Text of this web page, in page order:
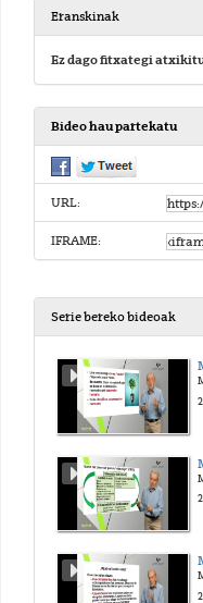
Eranskinak
Ez dago fitxategi
Bideo hau partekatu
URL:
IFRAME:
Serie bereko bideoak